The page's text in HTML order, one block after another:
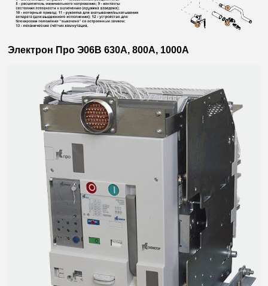
Электрон Про Э06В 630А, 800А, 1000А